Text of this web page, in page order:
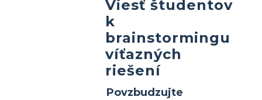
Viesť študentov
k
brainstormingu
víťazných
riešení
Povzbudzujte